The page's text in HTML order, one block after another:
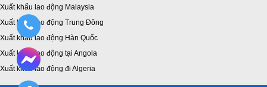
Xuất khẩu lao động Malaysia
Xuất khẩu lao động Trung Đông
Xuất khẩu lao động Hàn Quốc
Xuất khẩu lao động tại Angola
Xuất khẩu lao động đi Algeria